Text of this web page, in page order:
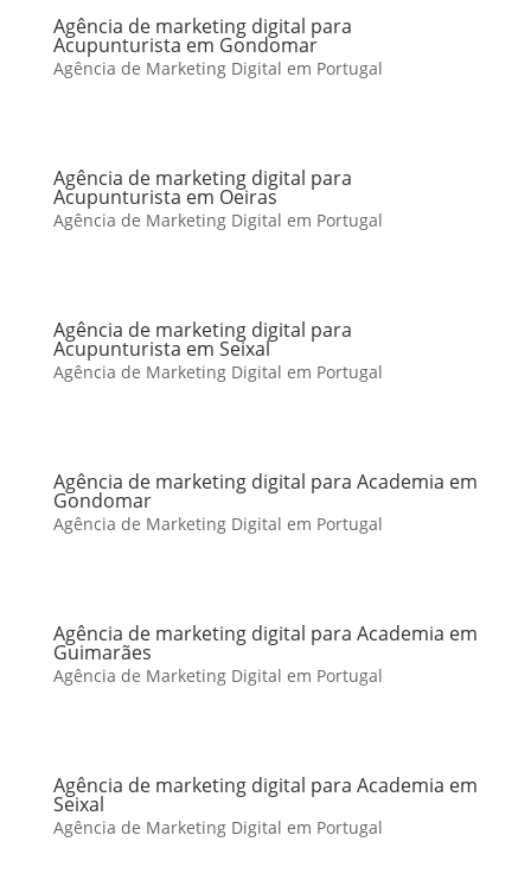
Agência de marketing digital para
Acupunturista em Gondomar
Agência de Marketing Digital em Portugal
Agência de marketing digital para
Acupunturista em Oeiras
Agência de Marketing Digital em Portugal
Agência de marketing digital para
Acupunturista em Seixal
Agência de Marketing Digital em Portugal
Agência de marketing digital para Academia em
Gondomar
Agência de Marketing Digital em Portugal
Agência de marketing digital para Academia em
Guimarães
Agência de Marketing Digital em Portugal
Agência de marketing digital para Academia em
Seixal
Agência de Marketing Digital em Portugal